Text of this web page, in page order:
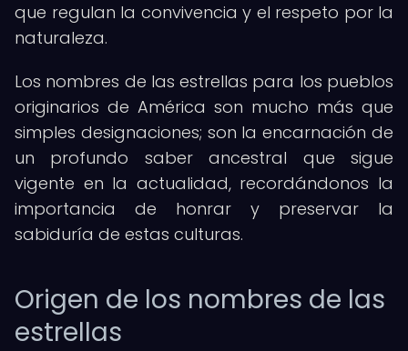
que regulan la convivencia y el respeto por la
naturaleza.
Los nombres de las estrellas para los pueblos
originarios de América son mucho más que
simples designaciones; son la encarnación de
un profundo saber ancestral que sigue
vigente en la actualidad, recordándonos la
importancia de honrar y preservar la
sabiduría de estas culturas.
Origen de los nombres de las
estrellas